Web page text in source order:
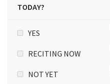
TODAY?
YES
RECITING NOW
NOT YET